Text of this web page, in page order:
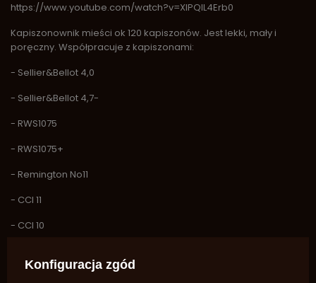
https://www.youtube.com/watch?v=XlPQlL4Erb0
Kapiszonownik mieści ok 120 kapiszonów. Jest lekki, mały i
poręczny. Współpracuje z kapiszonami:
- Sellier&Bellot 4,0
- Sellier&Bellot 4,7-
- RWS1075
- RWS1075+
- Remington No11
- CCI 11
- CCI 10
Konfiguracja zgód